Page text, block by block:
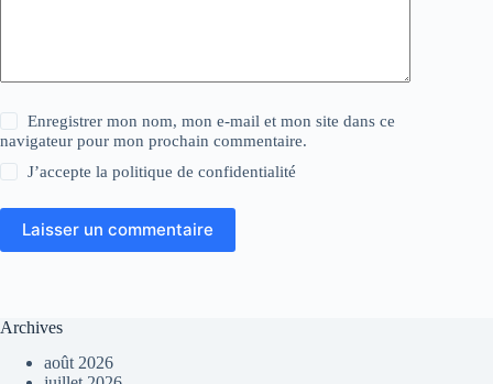
Enregistrer mon nom, mon e-mail et mon site dans ce
navigateur pour mon prochain commentaire.
J’accepte lapolitique de confidentialité
Laisser un commentaire
Archives
août 2026